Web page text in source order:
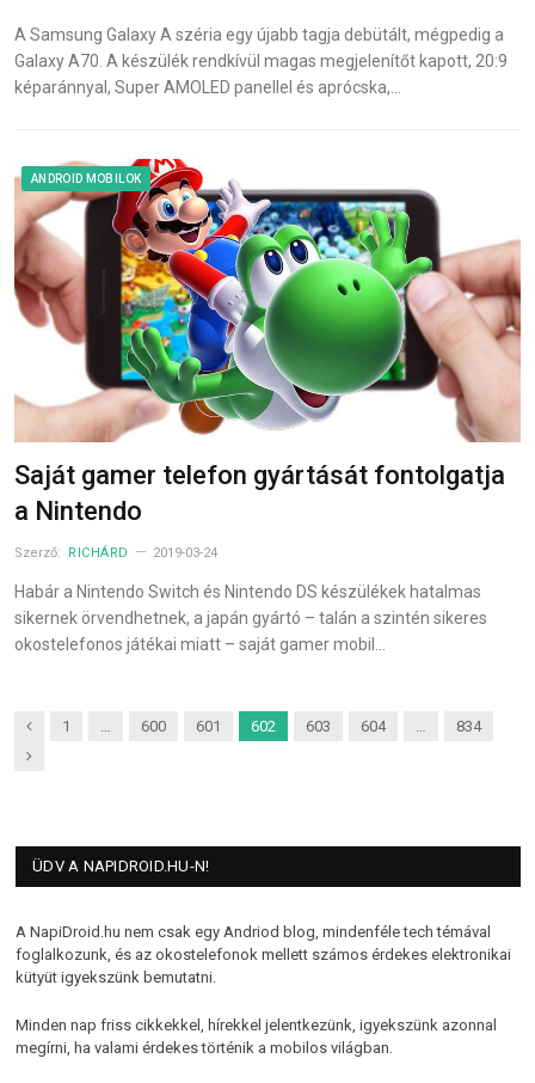
A Samsung Galaxy A széria egy újabb tagja debütált, mégpedig a
Galaxy A70. A készülék rendkívül magas megjelenítőt kapott, 20:9
képaránnyal, Super AMOLED panellel és aprócska,…
ANDROID MOBILOK
Saját gamer telefon gyártását fontolgatja
a Nintendo
Szerző: RICHÁRD 2019-03-24
Habár a Nintendo Switch és Nintendo DS készülékek hatalmas
sikernek örvendhetnek, a japán gyártó – talán a szintén sikeres
okostelefonos játékai miatt – saját gamer mobil…
Previous
1 600 601 602 603 604
834
Next
ÜDV A NAPIDROID.HU-N!
A NapiDroid.hu nem csak egy Andriod blog, mindenféle tech témával
foglalkozunk, és az okostelefonok mellett számos érdekes elektronikai
kütyüt igyekszünk bemutatni.
Minden nap friss cikkekkel, hírekkel jelentkezünk, igyekszünk azonnal
megírni, ha valami érdekes történik a mobilos világban.